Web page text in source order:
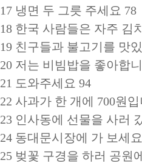
17 냉면 두 그릇 주세요 78
18 한국 사람들은 자주 김
19 친구들과 불고기를 맛
20 저는 비빔밥을 좋아합
21 도와주세요 94
22 사과가 한 개에 700원
23 인사동에 선물을 사러
24 동대문시장에 가 보세
25 벚꽃 구경을 하러 공원